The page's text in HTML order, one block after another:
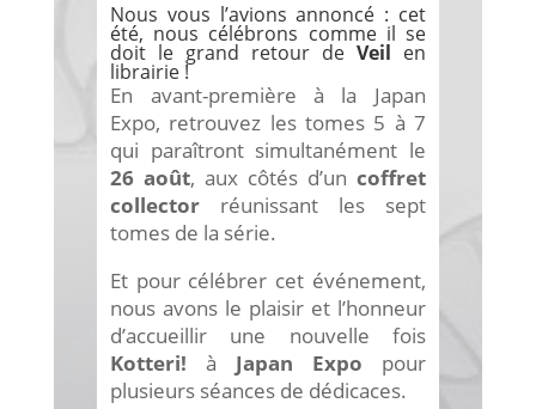
Nous vous l’avions annoncé : cet
été, nous célébrons comme il se
doit le grand retour de Veil en
librairie !
En avant-première à la Japan
Expo, retrouvez les tomes 5 à 7
qui paraîtront simultanément le
26 août, aux côtés d’un coffret
collector réunissant les sept
tomes de la série.
Et pour célébrer cet événement,
nous avons le plaisir et l’honneur
d’accueillir une nouvelle fois
Kotteri! à Japan Expo pour
plusieurs séances de dédicaces.